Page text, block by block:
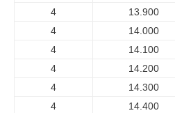
4
13.900
4
14.000
4
14.100
4
14.200
4
14.300
4
14.400